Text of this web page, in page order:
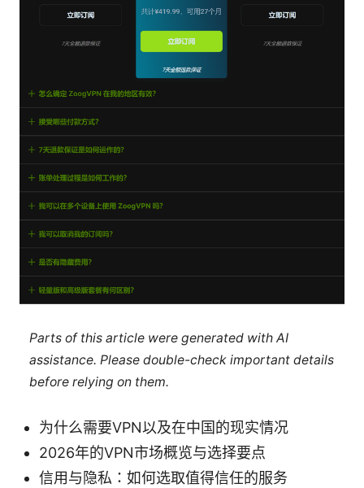
Parts of this article were generated with AI
assistance. Please double-check important details
before relying on them.
为什么需要VPN以及在中国的现实情况
2026年的VPN市场概览与选择要点
信用与隐私：如何选取值得信任的服务